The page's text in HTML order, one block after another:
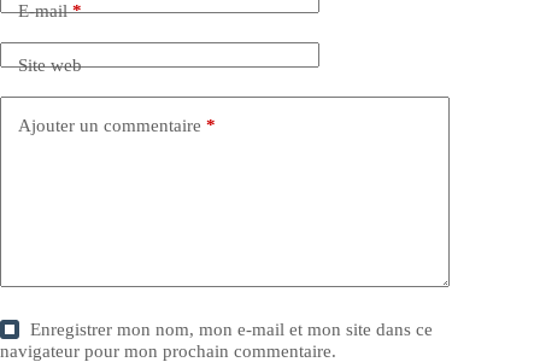
E-mail*
Site web
Ajouter un commentaire *
Enregistrer mon nom, mon e-mail et mon site dans ce
navigateur pour mon prochain commentaire.